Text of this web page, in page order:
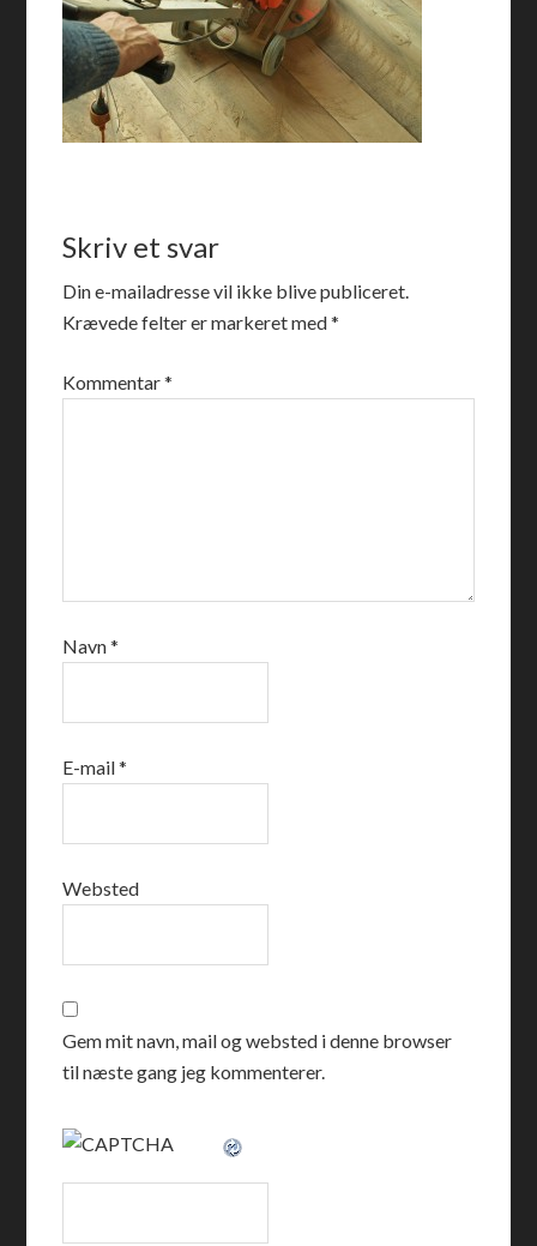
Skriv et svar
Din e-mailadresse vil ikke blive publiceret.
Krævede felter er markeret med*
Kommentar*
Navn*
E-mail*
Websted
Gem mit navn, mail og websted i denne browser
til næste gang jeg kommenterer.